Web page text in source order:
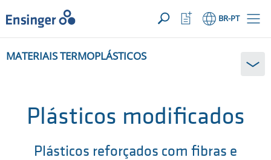
SUA SOLICITAÇÃO ({{productCount}} Products)
ABRIR
Início BR-PT
Abrir
lista
de
queMATERIAIS TERMOPLÁSTICOS
Plásticos modificados
Plásticos reforçados com fibras e